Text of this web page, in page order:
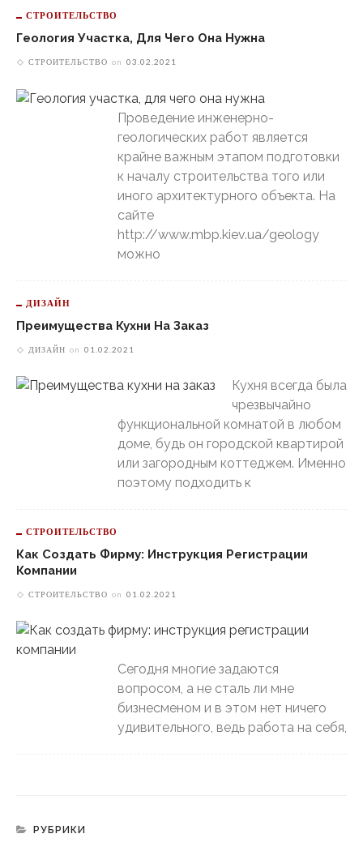
СТРОИТЕЛЬСТВО
Геология Участка, Для Чего Она Нужна
СТРОИТЕЛЬСТВО on 03.02.2021
Проведение инженерно-
геологических работ является
крайне важным этапом подготовки
к началу строительства того или
иного архитектурного объекта. На
сайте
http://www.mbp.kiev.ua/geology
можно
ДИЗАЙН
Преимущества Кухни На Заказ
ДИЗАЙН on 01.02.2021
Кухня всегда была
чрезвычайно
функциональной комнатой в любом
доме, будь он городской квартирой
или загородным коттеджем. Именно
поэтому подходить к
СТРОИТЕЛЬСТВО
Как Создать Фирму: Инструкция Регистрации
Компании
СТРОИТЕЛЬСТВО on 01.02.2021
Сегодня многие задаются
вопросом, а не сталь ли мне
бизнесменом и в этом нет ничего
удивительного, ведь работа на себя,
РУБРИКИ